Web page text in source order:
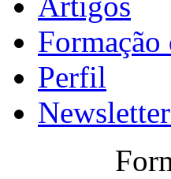
Formação
Perfil